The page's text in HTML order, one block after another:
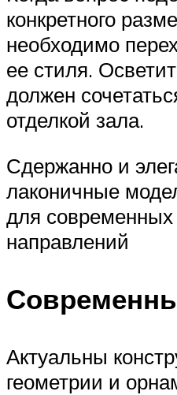
конкретного
необходимо
ее стиля.
должен
отделкой зала.
Сдержанно и
лаконичные
для
направлений
Актуальны
геометрии и